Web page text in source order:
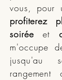
vous, pour
profiterez
soiréeet
m'occupe